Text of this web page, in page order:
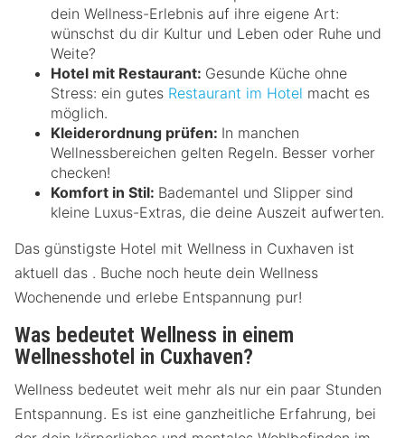
dein Wellness-Erlebnis auf ihre eigene Art:
wünschst du dir Kultur und Leben oder Ruhe und
Weite?
Hotel mit Restaurant: Gesunde Küche ohne
Stress: ein gutes Restaurant im Hotel macht es
möglich.
Kleiderordnung prüfen: In manchen
Wellnessbereichen gelten Regeln. Besser vorher
checken!
Komfort in Stil: Bademantel und Slipper sind
kleine Luxus-Extras, die deine Auszeit aufwerten.
Das günstigste Hotel mit Wellness in Cuxhaven ist
aktuell das . Buche noch heute dein Wellness
Wochenende und erlebe Entspannung pur!
Was bedeutet Wellness in einem
Wellnesshotel in Cuxhaven?
Wellness bedeutet weit mehr als nur ein paar Stunden
Entspannung. Es ist eine ganzheitliche Erfahrung, bei